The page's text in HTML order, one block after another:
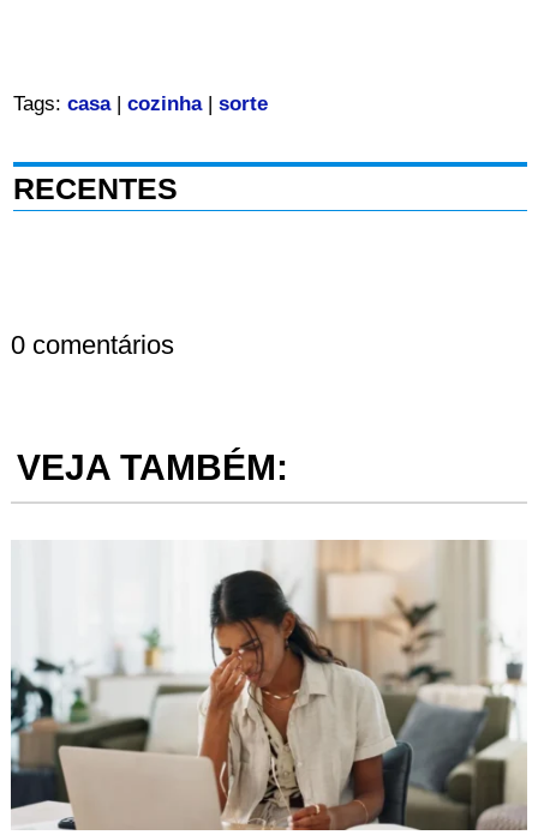
Tags: casa| cozinha| sorte
RECENTES
0 comentários
VEJA TAMBÉM: